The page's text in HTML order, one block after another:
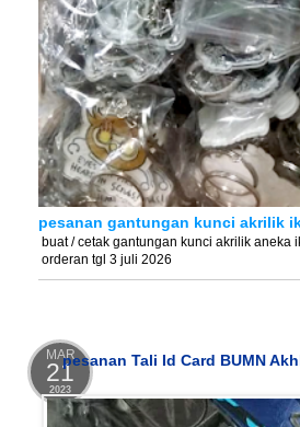
pesanan gantungan kunci akrilik
buat / cetak gantungan kunci akrilik aneka
orderan tgl 3 juli 2026
MAR
21
2023
pesanan Tali Id Card BUMN